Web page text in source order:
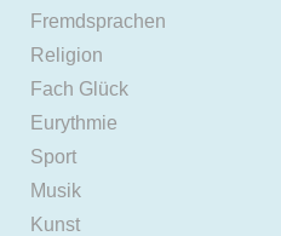
Fremdsprachen
Religion
Fach Glück
Eurythmie
Sport
Musik
Kunst